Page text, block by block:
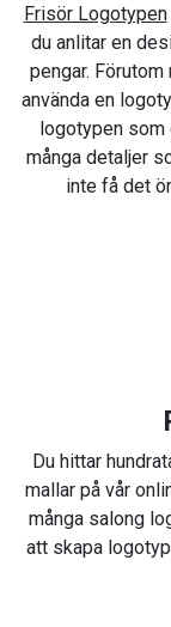
Frisör Logotypen
du anlitar en
pengar.
använda en
logotypen som
många detaljer
inte få det
Du hittar
mallar på vår
många salong
att skapa